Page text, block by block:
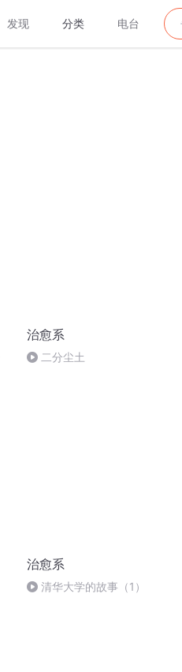
发现 分类 电台
治愈系
二分尘土
治愈系
清华大学的故事（1）